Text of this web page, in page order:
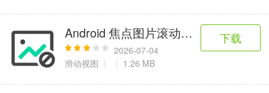
Android 焦点图片滚动源码
2026-07-04
滑动视图
1.26 MB
下载